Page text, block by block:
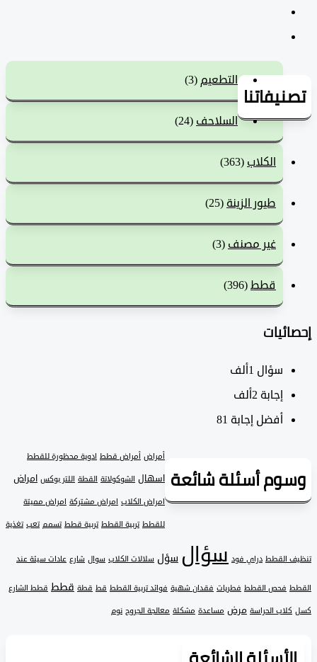
التطعيم(3)
السلاحف(24)
الكلاب(363)
طيور الزينة (25)
غير مصنف(3)
قطط (396)
سؤال1ألف
‫إجابة 2ألف
أفضل إجابة 81
أسئلة شائعة
أمراض قطط ادوية محظورة للقطط
اسهال الشوكولاتة القطة اللتر بوكس امراض
امراض الكلاب امراض مشتركة امراض مميتة
تربية القطط تربية قطط تسمم تعب تغذية
القطط دراي فود سؤالسؤل سلالات الكلاب سوال شارع عادات سيئة عند
فحص القطط فطريات فقدان شهية فوائد تربية القطط قط قطة قطط قطط الشارع
الحراسة مرض مساعدة مشكلة معالجة الجروح نوم